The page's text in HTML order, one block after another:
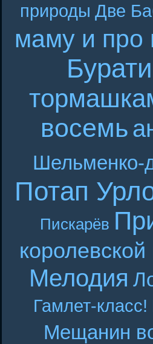
природы Две
маму и про
восемь
Шельменко-
Потап
Пискарёв
Мелодия
Гамлет-класс!
Мещанин